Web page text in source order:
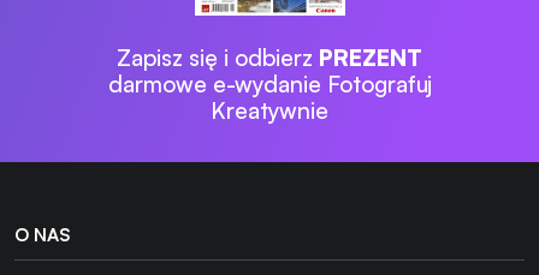
Zapisz się i odbierz PREZENT
darmowe e-wydanie Fotografuj
Kreatywnie
O NAS